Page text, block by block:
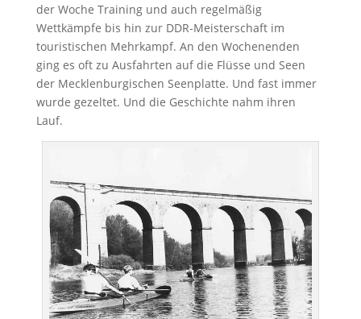
der Woche Training und auch regelmäßig
Wettkämpfe bis hin zur DDR-Meisterschaft im
touristischen Mehrkampf. An den Wochenenden
ging es oft zu Ausfahrten auf die Flüsse und Seen
der Mecklenburgischen Seenplatte. Und fast immer
wurde gezeltet. Und die Geschichte nahm ihren
Lauf.